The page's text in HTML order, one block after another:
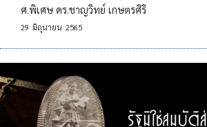
ศ.พิเศษ ดร.ชาญวิทย์ เกษตรศิริ
29 มิถุนายน 2565